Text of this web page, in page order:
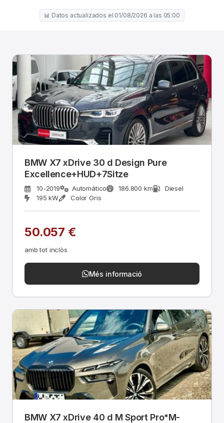
📊 Datos actualizados el 01/08/2026 a las 05:00
BMW X7 xDrive 30 d Design Pure
Excellence+HUD+7Sitze
10-2019 Automático 186.800 km
Diesel
195 kW
Color Gris
50.057 €
amb tot inclòs
Més informació
BMW X7 xDrive 40 d M Sport Pro*M-